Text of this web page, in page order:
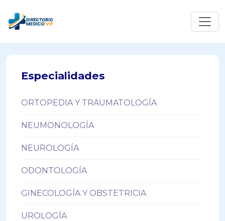
Especialidades
ORTOPEDIA Y TRAUMATOLOGÍA
NEUMONOLOGÍA
NEUROLOGÍA
ODONTOLOGÍA
GINECOLOGÍA Y OBSTETRICIA
UROLOGÍA